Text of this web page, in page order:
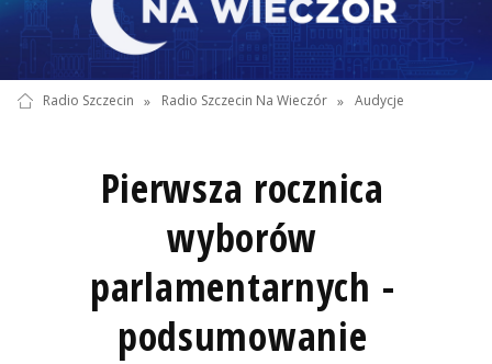
Radio Szczecin » Radio Szczecin Na Wieczór » Audycje
Pierwsza rocznica
wyborów
parlamentarnych -
podsumowanie